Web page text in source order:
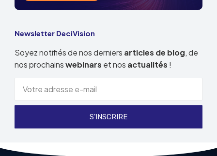
Newsletter DeciVision
Soyez notifiés de nos derniers articles de blog, de
nos prochainswebinars et nos actualités !
S'INSCRIRE